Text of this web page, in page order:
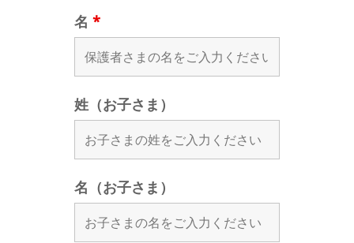
名 *
姓（お子さま）
名（お子さま）